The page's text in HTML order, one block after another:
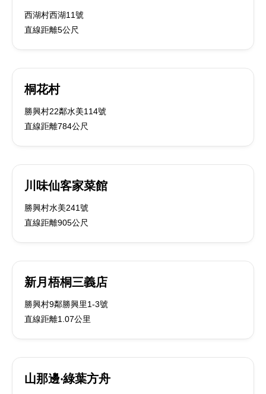
西湖村西湖11號
直線距離5公尺
桐花村
勝興村22鄰水美114號
直線距離784公尺
川味仙客家菜館
勝興村水美241號
直線距離905公尺
新月梧桐三義店
勝興村9鄰勝興里1-3號
直線距離1.07公里
山那邊‧綠葉方舟